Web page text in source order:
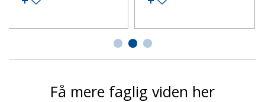
Få mere faglig viden her